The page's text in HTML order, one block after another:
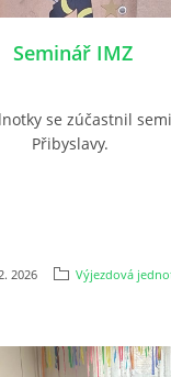
číslo účtu:
Starosta
Seminář IMZ
se zúčastnil
Přibyslavy.
2026 Výjezdová